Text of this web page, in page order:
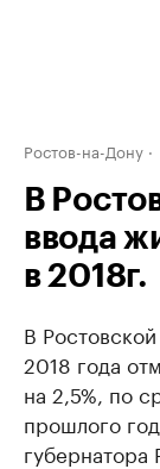
Ростов-на-Дону
В
ввода
в 2018г.
В
2018 года
на 2,5%, по
прошлого
губернатора